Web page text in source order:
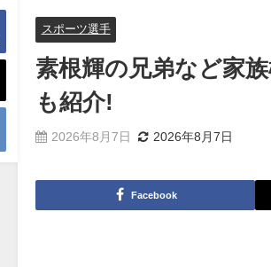
スポーツ選手
素根輝の兄弟など家
も紹介!
2026年8月7日 2026年8月7日
Facebook